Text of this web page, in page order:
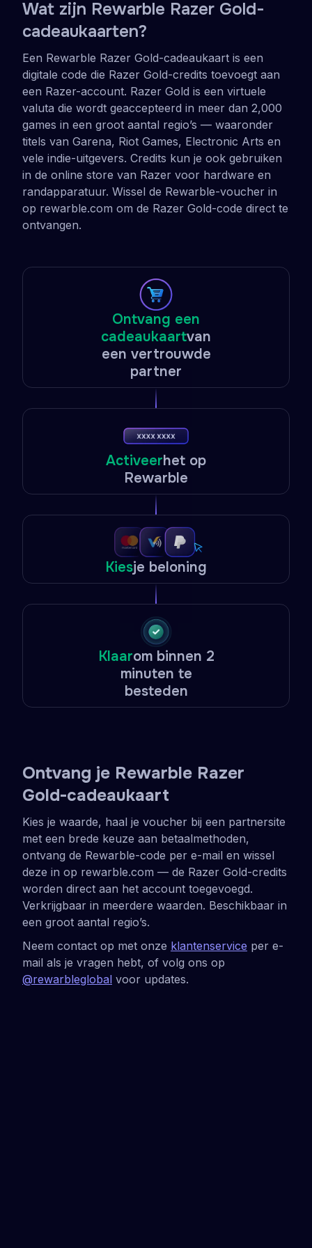
Wat zijn Rewarble Razer Gold-
cadeaukaarten?
Een Rewarble Razer Gold-cadeaukaart is een
digitale code die Razer Gold-credits toevoegt aan
een Razer-account. Razer Gold is een virtuele
valuta die wordt geaccepteerd in meer dan 2,000
games in een groot aantal regio’s — waaronder
titels van Garena, Riot Games, Electronic Arts en
vele indie-uitgevers. Credits kun je ook gebruiken
in de online store van Razer voor hardware en
randapparatuur. Wissel de Rewarble-voucher in
op rewarble.com om de Razer Gold-code direct te
ontvangen.
Ontvang een
cadeaukaartvan
een vertrouwde
partner
Activeerhet op
Rewarble
Kiesje beloning
Klaarom binnen 2
minuten te
besteden
Ontvang je Rewarble Razer
Gold-cadeaukaart
Kies je waarde, haal je voucher bij een partnersite
met een brede keuze aan betaalmethoden,
ontvang de Rewarble-code per e-mail en wissel
deze in op rewarble.com — de Razer Gold-credits
worden direct aan het account toegevoegd.
Verkrijgbaar in meerdere waarden. Beschikbaar in
een groot aantal regio’s.
Neem contact op met onze klantenservice per e-
mail als je vragen hebt, of volg ons op
@rewarbleglobal voor updates.